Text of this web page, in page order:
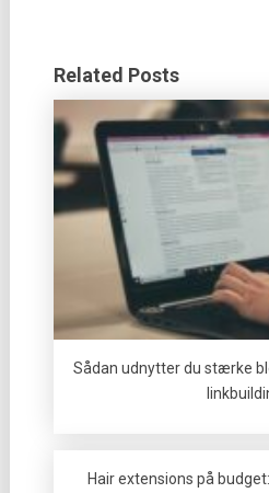
Related Posts
Sådan udnytter du stærke
Hair extensions på